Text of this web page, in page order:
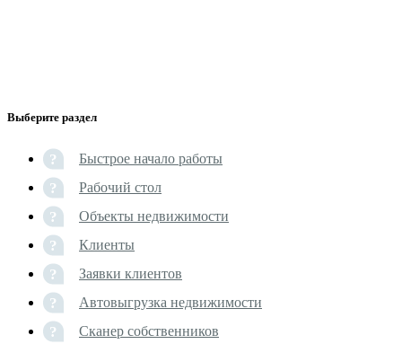
Выберите раздел
Быстрое начало работы
Рабочий стол
Объекты недвижимости
Клиенты
Заявки клиентов
Автовыгрузка недвижимости
Сканер собственников